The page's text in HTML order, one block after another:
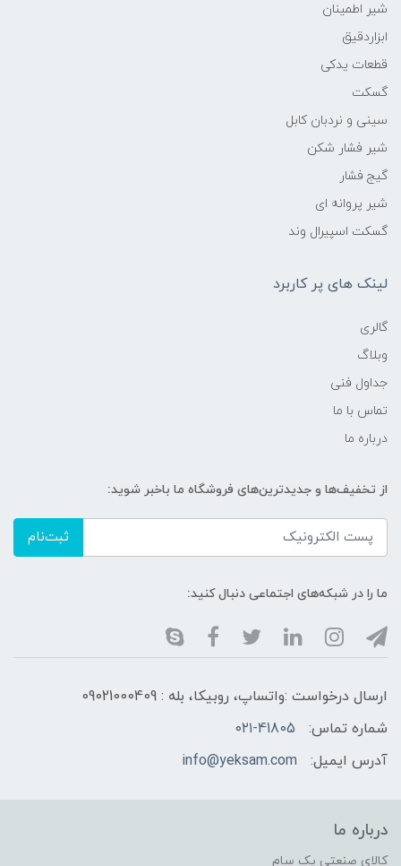
شیر اطمینان
ابزاردقیق
قطعات یدکی
گسکت
سینی و نردبان کابل
شیر فشار شکن
گیج فشار
شیر پروانه ای
گسکت اسپیرال وند
لینک های پر کاربرد
گالری
وبلاگ
جداول فنی
تماس با ما
درباره ما
از تخفیف‌ها و جدیدترین‌های فروشگاه ما باخبر شوید:
ثبت‌نام
ما را در شبکه‌های اجتماعی دنبال کنید:
ارسال درخواست :واتساپ، روبیکا، بله : 09021000409
شماره تماس:
۰۲۱-41805
آدرس ایمیل:
info@yeksam.com
درباره ما
کالای صنعتی یک سام